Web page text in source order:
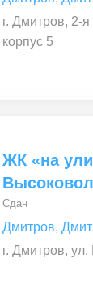
г. Дмитров, 2-
корпус 5
ЖК «на
Сдан
Дмитров,
г. Дмитров,